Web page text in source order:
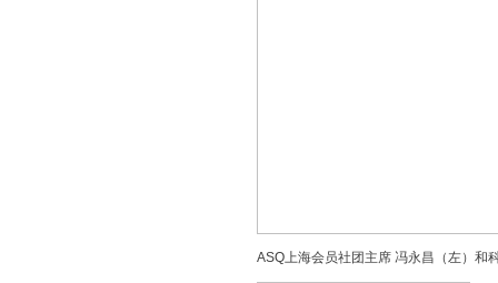
ASQ上海会员社团主席 冯永昌（左）和